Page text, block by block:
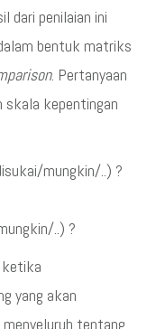
dari penilaian ini
bentuk matriks
. Pertanyaan
skala kepentingan
mungkin/..) ?
..) ?
ketika
yang akan
tentang